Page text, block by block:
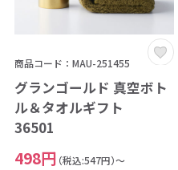
商品コード：MAU-251455
グランゴールド 真空ボト
ル＆タオルギフト
36501
498円 （税込:547円）～